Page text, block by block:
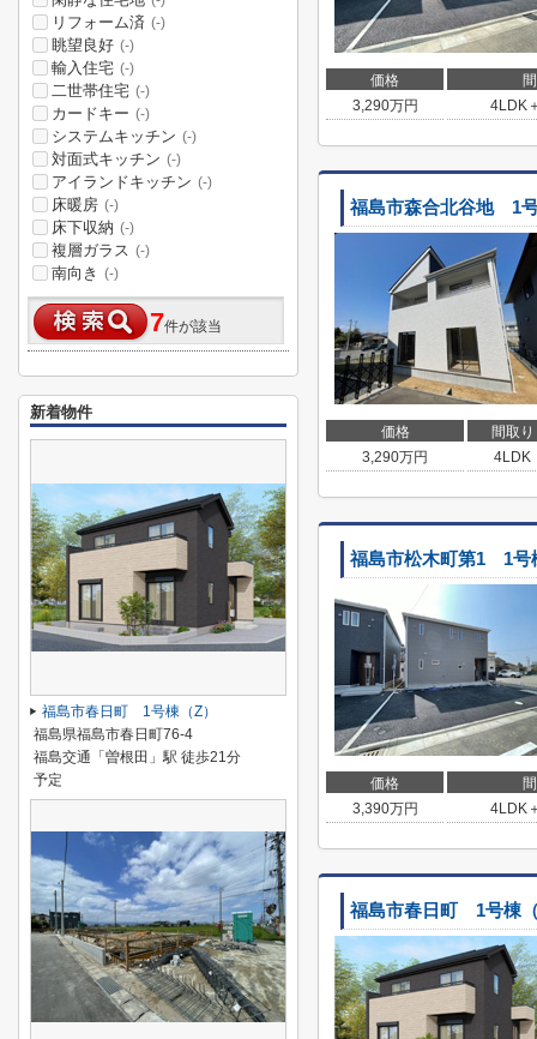
価格
3,290万円 4LDK
福島市森合北谷地 1
価格
間取り
3,290万円 4LDK
福島市松木町第1 1号
価格
3,390万円 4LDK
福島市春日町 1号棟
リフォーム済 (-)
眺望良好 (-)
輸入住宅 (-)
二世帯住宅 (-)
カードキー (-)
システムキッチン (-)
対面式キッチン (-)
アイランドキッチン (-)
床暖房 (-)
床下収納 (-)
複層ガラス (-)
南向き (-)
7件が該当
新着物件
福島市春日町 1号棟（Z）
福島県福島市春日町76-4
福島交通「曽根田」駅 徒歩21分
予定